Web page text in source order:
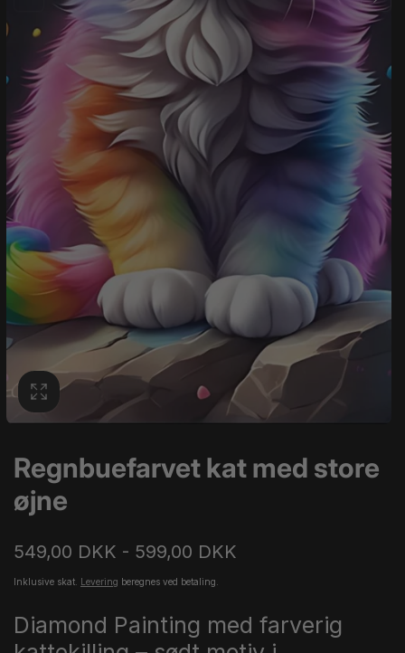
Regnbuefarvet kat med store
øjne
549,00 DKK - 599,00 DKK
Inklusive skat. Levering beregnes ved betaling.
Diamond Painting med farverig